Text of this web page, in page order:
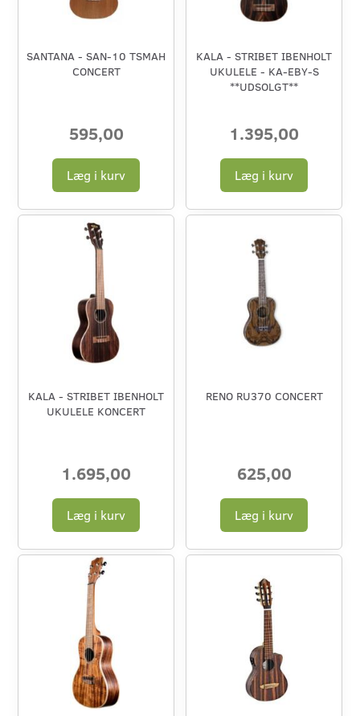
SANTANA - SAN-10 TSMAH
CONCERT
595,00
Læg i kurv
KALA - STRIBET IBENHOLT
UKULELE - KA-EBY-S
**UDSOLGT**
1.395,00
Læg i kurv
KALA - STRIBET IBENHOLT
UKULELE KONCERT
1.695,00
Læg i kurv
RENO RU370 CONCERT
625,00
Læg i kurv